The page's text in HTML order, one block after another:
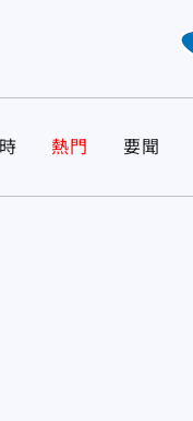
熱門 要聞